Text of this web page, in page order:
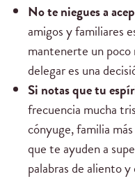
No te niegues a
amigos y familiares
mantenerte un poco
delegar es una
Si notas que tu
frecuencia mucha
cónyuge, familia
que te ayuden a
palabras de aliento y